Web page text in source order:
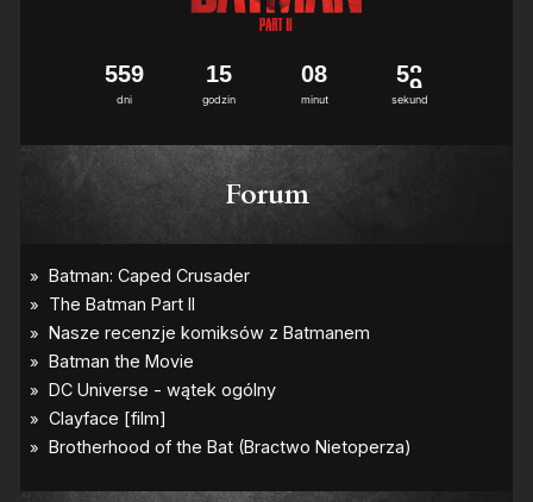
dni
559
godzin
15
minut
08
sekund
58
Forum